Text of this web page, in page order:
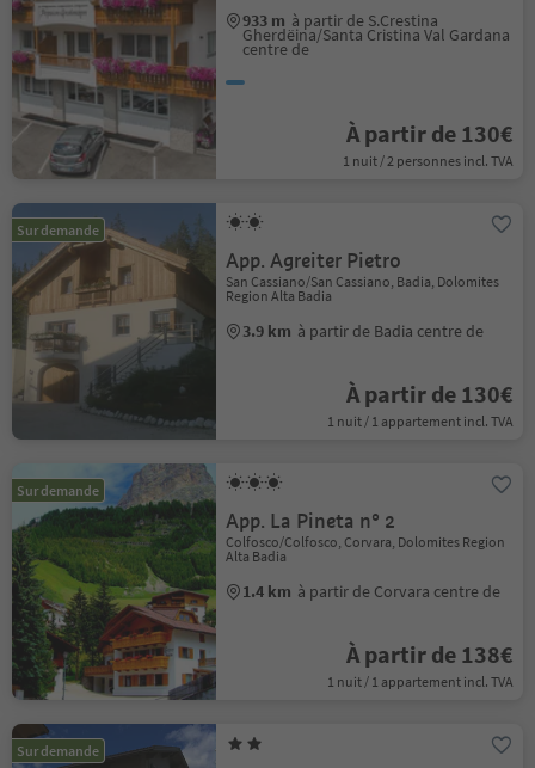
933 m à partir de S.Crestina
Gherdëina/Santa Cristina Val Gardana
centre de
À partir de 130€
1 nuit / 2 personnes incl. TVA
Sur demande
App. Agreiter Pietro
San Cassiano/San Cassiano, Badia, Dolomites
Region Alta Badia
3.9 km à partir de Badia centre de
À partir de 130€
1 nuit / 1 appartement incl. TVA
Sur demande
App. La Pineta n° 2
Colfosco/Colfosco, Corvara, Dolomites Region
Alta Badia
1.4 km à partir de Corvara centre de
À partir de 138€
1 nuit / 1 appartement incl. TVA
Sur demande